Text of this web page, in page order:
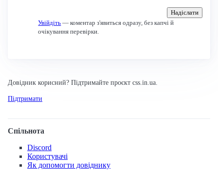
Надіслати
Увійдіть — коментар з'явиться одразу, без капчі й
очікування перевірки.
Довідник корисний? Підтримайте проєкт css.in.ua.
Підтримати
Спільнота
Discord
Користувачі
Як допомогти довіднику